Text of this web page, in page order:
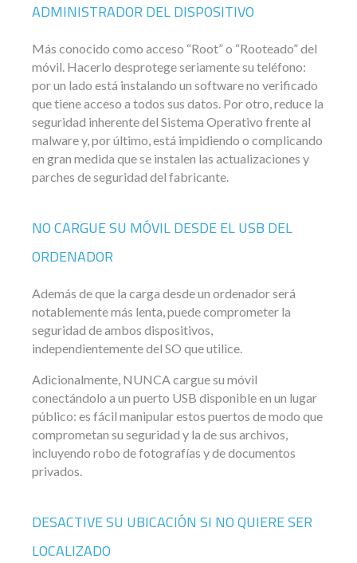
ADMINISTRADOR DEL DISPOSITIVO
Más conocido como acceso “Root” o “Rooteado” del
móvil. Hacerlo desprotege seriamente su teléfono:
por un lado está instalando un software no verificado
que tiene acceso a todos sus datos. Por otro, reduce la
seguridad inherente del Sistema Operativo frente al
malware y, por último, está impidiendo o complicando
en gran medida que se instalen las actualizaciones y
parches de seguridad del fabricante.
NO CARGUE SU MÓVIL DESDE EL USB DEL
ORDENADOR
Además de que la carga desde un ordenador será
notablemente más lenta, puede comprometer la
seguridad de ambos dispositivos,
independientemente del SO que utilice.
Adicionalmente, NUNCA cargue su móvil
conectándolo a un puerto USB disponible en un lugar
público: es fácil manipular estos puertos de modo que
comprometan su seguridad y la de sus archivos,
incluyendo robo de fotografías y de documentos
privados.
DESACTIVE SU UBICACIÓN SI NO QUIERE SER
LOCALIZADO